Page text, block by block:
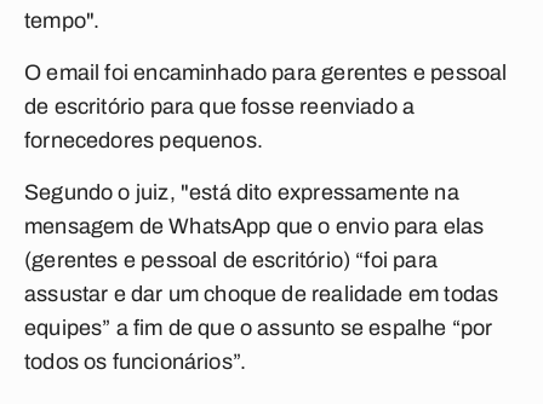
tempo".
O email foi encaminhado para gerentes e pessoal
de escritório para que fosse reenviado a
fornecedores pequenos.
Segundo o juiz, "está dito expressamente na
mensagem de WhatsApp que o envio para elas
(gerentes e pessoal de escritório) “foi para
assustar e dar um choque de realidade em todas
equipes” a fim de que o assunto se espalhe “por
todos os funcionários”.